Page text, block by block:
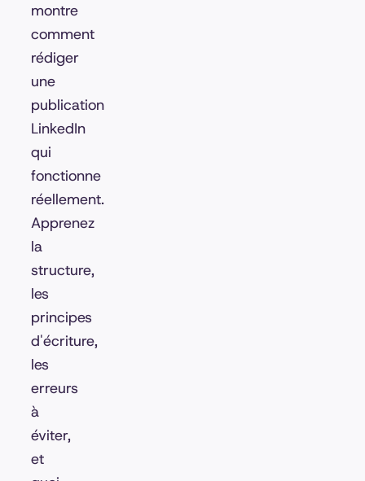
montre
comment
rédiger
une
publication
LinkedIn
qui
fonctionne
réellement.
Apprenez
la
structure,
les
principes
d'écriture,
les
erreurs
à
éviter,
et